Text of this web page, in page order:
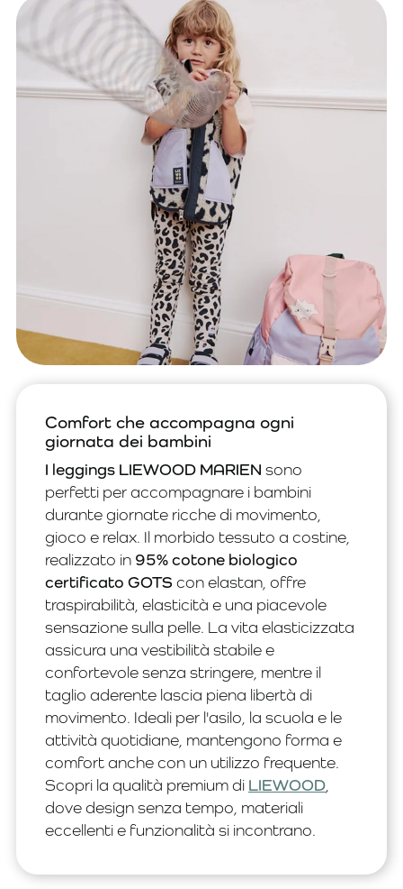
Comfort che accompagna ogni
giornata dei bambini
I leggings LIEWOOD MARIEN sono
perfetti per accompagnare i bambini
durante giornate ricche di movimento,
gioco e relax. Il morbido tessuto a costine,
realizzato in 95% cotone biologico
certificato GOTS con elastan, offre
traspirabilità, elasticità e una piacevole
sensazione sulla pelle. La vita elasticizzata
assicura una vestibilità stabile e
confortevole senza stringere, mentre il
taglio aderente lascia piena libertà di
movimento. Ideali per l'asilo, la scuola e le
attività quotidiane, mantengono forma e
comfort anche con un utilizzo frequente.
Scopri la qualità premium di LIEWOOD
dove design senza tempo, materiali
eccellenti e funzionalità si incontrano.